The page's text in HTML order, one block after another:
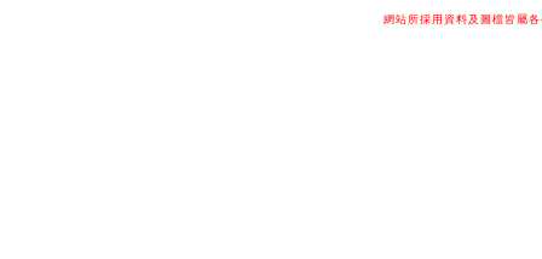
網站所採用資料及圖檔皆屬